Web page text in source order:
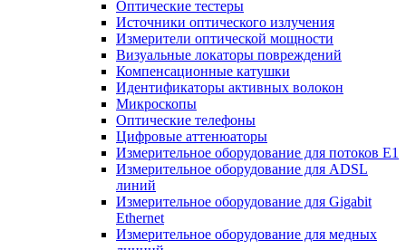
Оптические тестеры
Источники оптического излучения
Измерители оптической мощности
Визуальные локаторы повреждений
Компенсационные катушки
Идентификаторы активных волокон
Микроскопы
Оптические телефоны
Цифровые аттенюаторы
Измерительное оборудование для потоков Е1
Измерительное оборудование для ADSL
линий
Измерительное оборудование для Gigabit
Ethernet
Измерительное оборудование для медных